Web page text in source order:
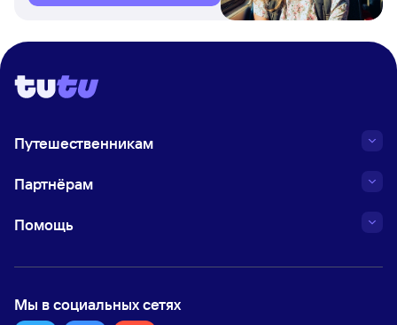
Путешественникам
Партнёрам
Помощь
Мы в социальных сетях